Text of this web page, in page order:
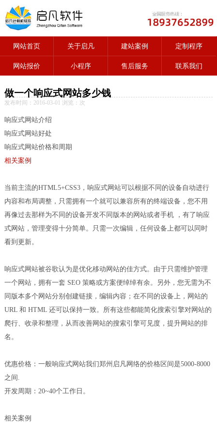
网站首页 关于启凡 建站案例 定制程序
网站报价 小程序 售后服务 联系我们
做一个响应式网站多少钱
发布时间：2016-03-01 浏览： 次
响应式网站介绍
响应式网站好处
响应式网站价格和周期
相关案例
当前主流的HTML5+CSS3，响应式网站可以根据不同的设备自动进行
内容和布局调整，只需拥有一个就可以兼容所有的终端设备，您不用
再像过去那样为不同的设备开发不同版本的网站或者手机 ，有了响应
式网站，管理变得十分简单。只需一次编辑，任何设备上都可以同时
看到更新。
响应式网站被谷歌认为是优化移动网站的佳方式。由于只需维护管理
一个网站，拥有一套 SEO 策略或方案便绰绰有余。另外，您无需为不
同版本多个网站分别创建链接，编辑内容；在不同的设备上，网站的
URL 和 HTML 还可以保持一致。所有这些都能简化搜索引擎对网站的
爬行、收录和整理，从而改善网站的搜索引擎可见度，提升网站的排
名。
优惠价格：一般响应式网站我们郑州启凡网络的价格区间是5000-8000
之间.
开发周期：20~40个工作日。
相关案例